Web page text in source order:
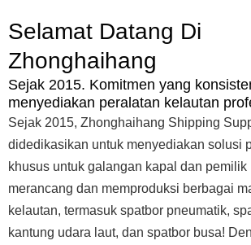
Selamat Datang Di
Zhonghaihang
Sejak 2015. Komitmen yang
menyediakan peralatan kelautan
Sejak 2015, Zhonghaihang Shipping
didedikasikan untuk menyediakan solusi
khusus untuk galangan kapal dan
merancang dan memproduksi berbagai
kelautan, termasuk spatbor pneumatik,
kantung udara laut, dan spatbor busa!